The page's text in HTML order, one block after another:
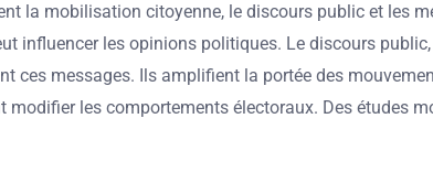
la mobilisation citoyenne, le discours public et les
influencer les opinions politiques. Le discours
ces messages. Ils amplifient la portée des
les comportements électoraux. Des études